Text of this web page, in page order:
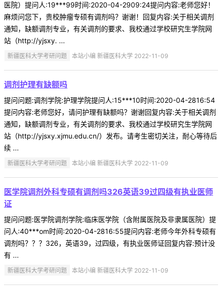
医院）提问人:19***99时间:2020-04-2909:24提问内容:老师您好！
麻烦问您下，贵校肿瘤专硕有调剂吗？谢谢！回复内容:关于相关调剂
通知，缺额调剂专业，有关调剂的要求、我校通过学校研究生学院网
站（http://yjsxy. ...
新疆医科大学考研问题 本站小编 新疆医科大学 2022-11-09
调剂护理有缺额吗
提问问题:调剂学院:护理学院提问人:15***10时间:2020-04-2816:54
提问内容:老师您好，请问护理有缺额吗？谢谢回复内容:关于相关调剂
通知，缺额调剂专业，有关调剂的要求、我校通过学校研究生学院网
站（http://yjsxy.xjmu.edu.cn/）发布。请考生密切关注，耐心等待后
续 ...
新疆医科大学考研问题 本站小编 新疆医科大学 2022-11-09
医学院调剂外科专硕有调剂吗326英语39过四级有执业医师
证
提问问题:医学院调剂学院:临床医学院（含附属医院及非隶属医院）提
问人:40***om时间:2020-04-2816:55提问内容:老师今年外科专硕有
调剂吗？？？326，英语39，过四级，有执业医师证回复内容:预计没
有 ...
新疆医科大学考研问题 本站小编 新疆医科大学 2022-11-09